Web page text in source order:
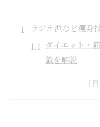
ラジオ派など痩身
ダイエット・
識を解説